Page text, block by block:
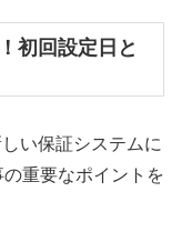
初回設定日と
い保証システムに
重要なポイントを